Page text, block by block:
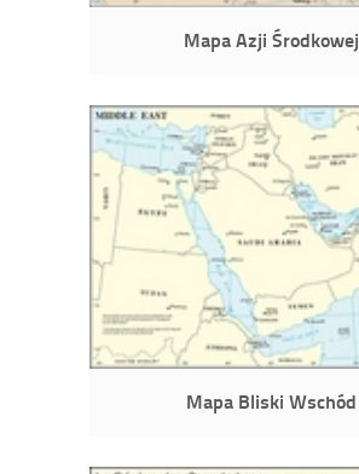
Mapa Azji Środkowej
Mapa Bliski Wschód